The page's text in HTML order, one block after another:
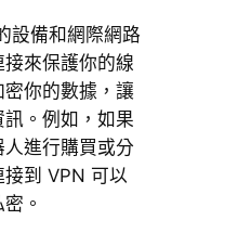
設備和網際網路
來保護你的線
密你的數據，讓
。例如，如果
進行購買或分
到 VPN 可以
。